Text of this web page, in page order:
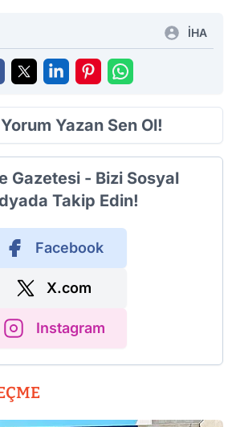
İHA
Yazan Sen Ol!
Gazetesi - Bizi Sosyal
Takip Edin!
Facebook
X.com
Instagram